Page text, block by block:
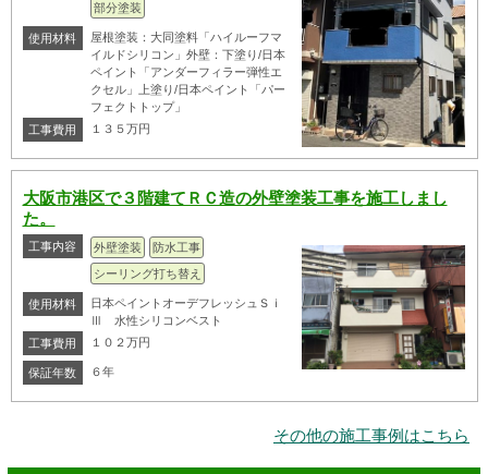
部分塗装
使用材料
屋根塗装：大同塗料「ハイルーフマ
イルドシリコン」外壁：下塗り/日本
ペイント「アンダーフィラー弾性エ
クセル」上塗り/日本ペイント「パー
フェクトトップ」
工事費用
１３５万円
大阪市港区で３階建てＲＣ造の外壁塗装工事を施工しまし
た。
工事内容 外壁塗装
防水工事
シーリング打ち替え
使用材料
日本ペイントオーデフレッシュＳｉ
Ⅲ 水性シリコンベスト
工事費用
１０２万円
保証年数 ６年
その他の施工事例はこちら